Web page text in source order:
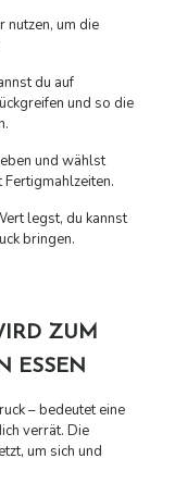
nutzen, um die
du auf
und so die
und wählst
legst, du kannst
bringen.
ZUM
ESSEN
– bedeutet eine
verrät. Die
um sich und